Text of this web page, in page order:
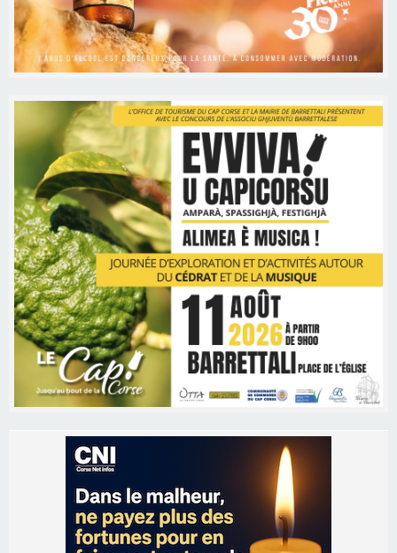
Les brèves
06/08/2026 15:57
Ucciani – Marché des producteurs à Cruculi le